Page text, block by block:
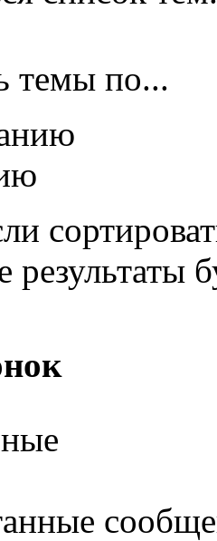
темы по...
результаты